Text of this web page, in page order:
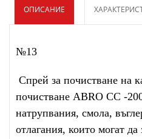
ОПИСАНИЕ
№13
Спрей за почистване на
почистване ABRO CC -
натрупвания, смола,
отлагания, които могат